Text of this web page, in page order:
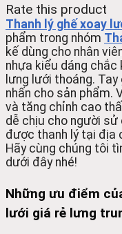
Rate this product
Thanh lý ghế xoay
phẩm trong nhóm
kế dùng cho nhân
nhựa kiểu dáng
lưng lưới thoáng.
nhấn cho sản phẩm.
và tăng chỉnh cao
dễ chịu cho người sử
được thanh lý tại địa
Hãy cùng chúng tôi
dưới đây nhé!
Những ưu điểm
lưới giá rẻ lưng